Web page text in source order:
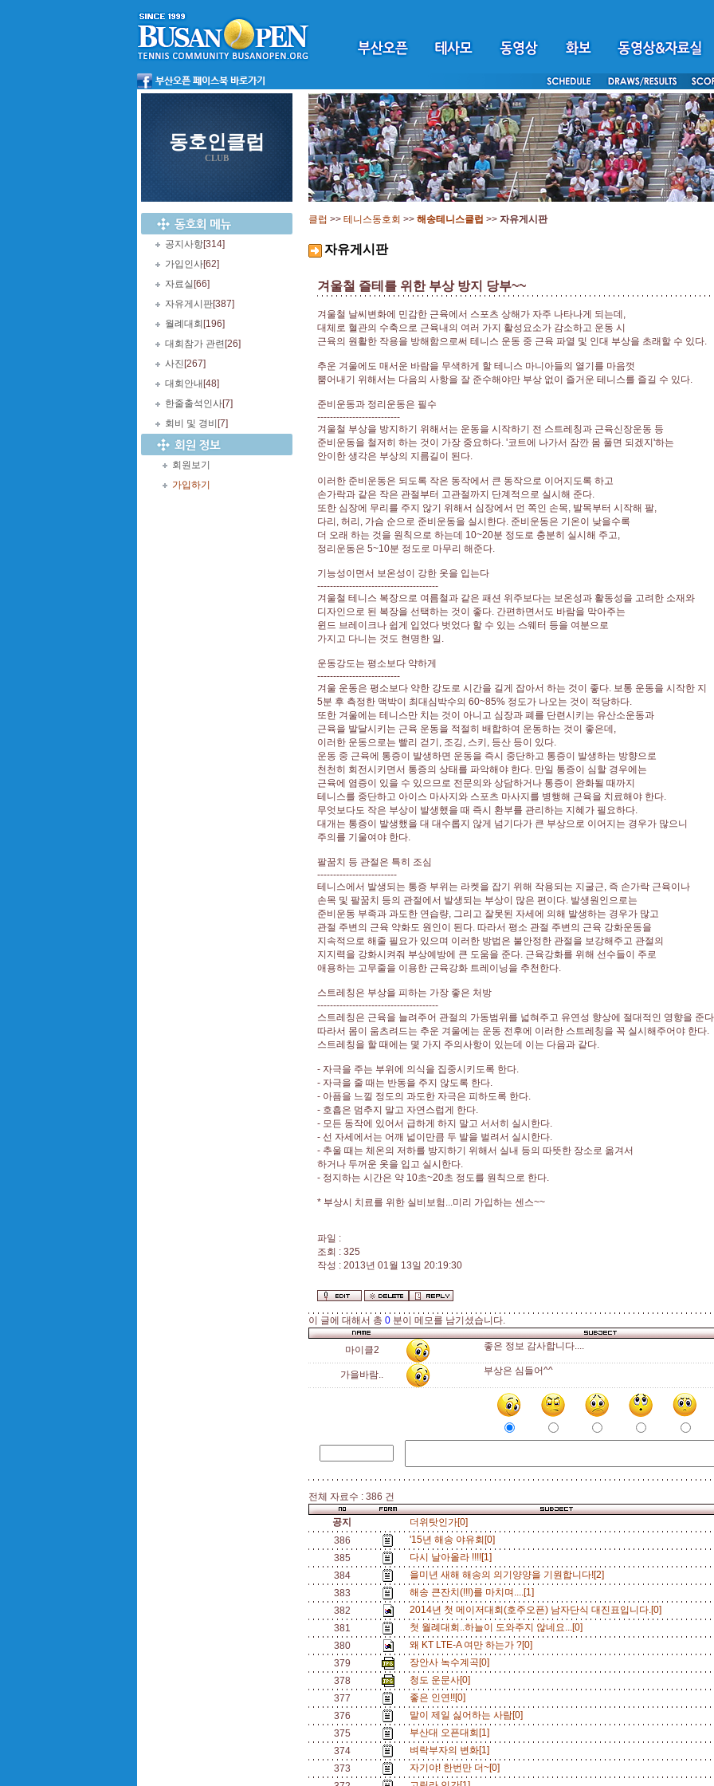
동호인클럽
CLUB
공지사항[314]
가입인사[62]
자료실 [66]
자유게시판[387]
월례대회 [196]
대회참가 관련 [26]
사진 [267]
대회안내 [48]
한줄출석인사[7]
회비 및 경비 [7]
회원보기
가입하기
클럽 >> 테니스동호회 >> 해송테니스클럽 >> 자유게시판
자유게시판
겨울철 즐테를 위한 부상 방지 당부~~
겨울철 날씨변화에 민감한 근육에서 스포츠 상해가 자주 나타나게 되는데,
대체로 혈관의 수축으로 근육내의 여러 가지 활성요소가 감소하고 운동 시
근육의 원활한 작용을 방해함으로써 테니스 운동 중 근육 파열 및 인대 부상을 초래할 수 있다.
추운 겨울에도 매서운 바람을 무색하게 할 테니스 마니아들의 열기를 마음껏
뿜어내기 위해서는 다음의 사항을 잘 준수해야만 부상 없이 즐거운 테니스를 즐길 수 있다.
준비운동과 정리운동은 필수
--------------------------
겨울철 부상을 방지하기 위해서는 운동을 시작하기 전 스트레칭과 근육신장운동 등
준비운동을 철저히 하는 것이 가장 중요하다. '코트에 나가서 잠깐 몸 풀면 되겠지'하는
안이한 생각은 부상의 지름길이 된다.
이러한 준비운동은 되도록 작은 동작에서 큰 동작으로 이어지도록 하고
손가락과 같은 작은 관절부터 고관절까지 단계적으로 실시해 준다.
또한 심장에 무리를 주지 않기 위해서 심장에서 먼 쪽인 손목, 발목부터 시작해 팔,
다리, 허리, 가슴 순으로 준비운동을 실시한다. 준비운동은 기온이 낮을수록
더 오래 하는 것을 원칙으로 하는데 10~20분 정도로 충분히 실시해 주고,
정리운동은 5~10분 정도로 마무리 해준다.
기능성이면서 보온성이 강한 옷을 입는다
--------------------------------------
겨울철 테니스 복장으로 여름철과 같은 패션 위주보다는 보온성과 활동성을 고려한 소재와
디자인으로 된 복장을 선택하는 것이 좋다. 간편하면서도 바람을 막아주는
윈드 브레이크나 쉽게 입었다 벗었다 할 수 있는 스웨터 등을 여분으로
가지고 다니는 것도 현명한 일.
운동강도는 평소보다 약하게
--------------------------
겨울 운동은 평소보다 약한 강도로 시간을 길게 잡아서 하는 것이 좋다. 보통 운동을 시작한 지
5분 후 측정한 맥박이 최대심박수의 60~85% 정도가 나오는 것이 적당하다.
또한 겨울에는 테니스만 치는 것이 아니고 심장과 폐를 단련시키는 유산소운동과
근육을 발달시키는 근육 운동을 적절히 배합하여 운동하는 것이 좋은데,
이러한 운동으로는 빨리 걷기, 조깅, 스키, 등산 등이 있다.
운동 중 근육에 통증이 발생하면 운동을 즉시 중단하고 통증이 발생하는 방향으로
천천히 회전시키면서 통증의 상태를 파악해야 한다. 만일 통증이 심할 경우에는
근육에 염증이 있을 수 있으므로 전문의와 상담하거나 통증이 완화될 때까지
테니스를 중단하고 아이스 마사지와 스포츠 마사지를 병행해 근육을 치료해야 한다.
무엇보다도 작은 부상이 발생했을 때 즉시 환부를 관리하는 지혜가 필요하다.
대개는 통증이 발생했을 대 대수롭지 않게 넘기다가 큰 부상으로 이어지는 경우가 많으니
주의를 기울여야 한다.
팔꿈치 등 관절은 특히 조심
-------------------------
테니스에서 발생되는 통증 부위는 라켓을 잡기 위해 작용되는 지굴근, 즉 손가락 근육이나
손목 및 팔꿈치 등의 관절에서 발생되는 부상이 많은 편이다. 발생원인으로는
준비운동 부족과 과도한 연습량, 그리고 잘못된 자세에 의해 발생하는 경우가 많고
관절 주변의 근육 약화도 원인이 된다. 따라서 평소 관절 주변의 근육 강화운동을
지속적으로 해줄 필요가 있으며 이러한 방법은 불안정한 관절을 보강해주고 관절의
지지력을 강화시켜줘 부상예방에 큰 도움을 준다. 근육강화를 위해 선수들이 주로
애용하는 고무줄을 이용한 근육강화 트레이닝을 추천한다.
스트레칭은 부상을 피하는 가장 좋은 처방
--------------------------------------
스트레칭은 근육을 늘려주어 관절의 가동범위를 넓혀주고 유연성 향상에 절대적인 영향을 준
따라서 몸이 움츠려드는 추운 겨울에는 운동 전후에 이러한 스트레칭을 꼭 실시해주어야 한다.
스트레칭을 할 때에는 몇 가지 주의사항이 있는데 이는 다음과 같다.
- 자극을 주는 부위에 의식을 집중시키도록 한다.
- 자극을 줄 때는 반동을 주지 않도록 한다.
- 아픔을 느낄 정도의 과도한 자극은 피하도록 한다.
- 호흡은 멈추지 말고 자연스럽게 한다.
- 모든 동작에 있어서 급하게 하지 말고 서서히 실시한다.
- 선 자세에서는 어깨 넓이만큼 두 발을 벌려서 실시한다.
- 추울 때는 체온의 저하를 방지하기 위해서 실내 등의 따뜻한 장소로 옮겨서
하거나 두꺼운 옷을 입고 실시한다.
- 정지하는 시간은 약 10초~20초 정도를 원칙으로 한다.
* 부상시 치료를 위한 실비보험...미리 가입하는 센스~~
파일 :
조회 : 325
작성 : 2013년 01월 13일 20:19:30
이 글에 대해서 총 0 분이 메모를 남기셨습니다.
마이클2 좋은 정보 감사합니다....
가을바람.. 부상은 심들어^^
전체 자료수 : 386 건
공지
더위탓인가[0]
386
'15년 해송 야유회[0]
385
다시 날아올라 !!!![1]
384
을미년 새해 해송의 의기양양을 기원합니다![2]
383
해송 큰잔치(!!!)를 마치며....[1]
382
2014년 첫 메이저대회(호주오픈) 남자단식 대진표입니다.[0]
381
첫 월례대회..하늘이 도와주지 않네요...[0]
380
왜 KT LTE-A 여만 하는가 ?[0]
379
장안사 녹수계곡[0]
378
청도 운문사[0]
377
좋은 인연!![0]
376
말이 제일 싫어하는 사람[0]
375
부산대 오픈대회[1]
374
벼락부자의 변화[1]
373
자기야! 한번만 더~[0]